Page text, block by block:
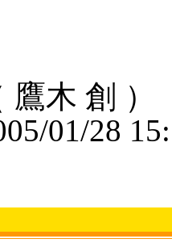
鷹木 創 ）
01/28